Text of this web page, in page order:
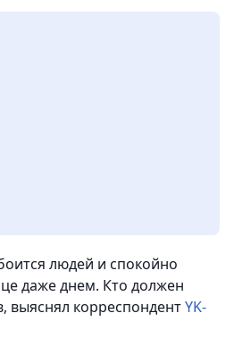
людей и спокойно
даже днем. Кто должен
выяснял корреспондентYK-